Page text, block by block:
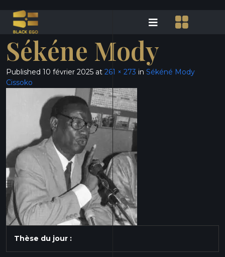
Sékéne Mody
Published 10 février 2025 at 261 × 273 in Sékéné Mody
Cissoko
Thèse du jour :